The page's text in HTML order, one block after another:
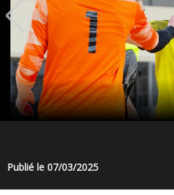
Publié le 07/03/2025